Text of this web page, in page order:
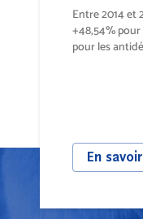
Entre 2014 et
+48,54% pour
pour les
En